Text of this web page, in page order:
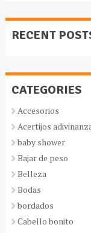
RECENT
CATEGORIES
Accesorios
Acertijos
baby shower
Bajar de peso
Belleza
Bodas
bordados
Cabello bonito